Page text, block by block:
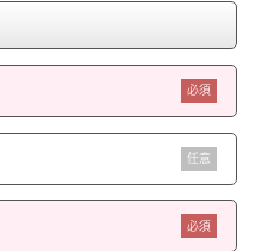
必須
任意
必須